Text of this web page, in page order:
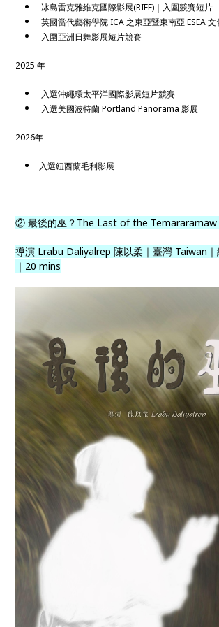
冰島雷克雅維克國際影展(RIFF)｜入圍競賽短片
英國當代藝術學院 ICA 之東亞暨東南亞 ESEA
入圍亞洲日舞影展短片競賽
2025 年
入選沖繩環太平洋國際影展短片競賽
入選美國波特蘭 Portland Panorama 影展
2026年
入選紐西蘭毛利影展
② 最後的巫？The Last of the Temararamaw
導演 Lrabu Daliyalrep 陳以柔｜臺灣 Taiwan
｜20 mins